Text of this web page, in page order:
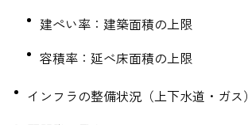
建ぺい率：建築面積の上限
容積率：延べ床面積の上限
インフラの整備状況（上下水道・ガス）